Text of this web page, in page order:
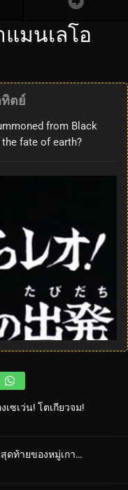
แมนเลโอ
ทิตย์
from Black
fate of earth?
เซเว่น! โตเกียวจม!
อ่างใหญ่! วันสุดท้ายของหมู่เกาะญี่ปุ่น